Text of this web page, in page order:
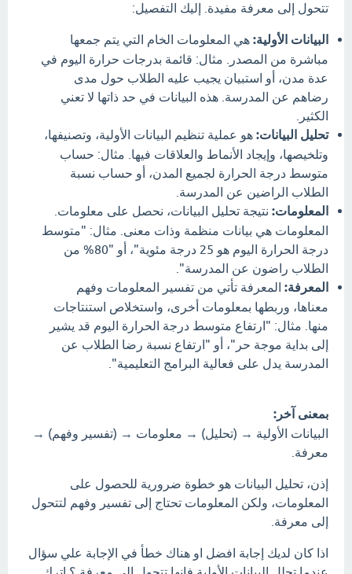
تتحول إلى معرفة مفيدة. إليك التفصيل:
البيانات الأولية: هي المعلومات الخام التي يتم جمعها
مباشرة من المصدر. مثال: قائمة بدرجات حرارة اليوم في
عدة مدن، أو استبيان يجيب عليه الطلاب حول مدى
رضاهم عن المدرسة. هذه البيانات في حد ذاتها لا تعني
الكثير.
تحليل البيانات: هو عملية تنظيم البيانات الأولية، وتصنيفها،
وتلخيصها، وإيجاد الأنماط والعلاقات فيها. مثال: حساب
متوسط درجة الحرارة لجميع المدن، أو حساب نسبة
الطلاب الراضين عن المدرسة.
المعلومات: نتيجة تحليل البيانات، نحصل على معلومات.
المعلومات هي بيانات منظمة وذات معنى. مثال: "متوسط
درجة الحرارة اليوم هو 25 درجة مئوية"، أو "80% من
الطلاب راضون عن المدرسة".
المعرفة: المعرفة تأتي من تفسير المعلومات وفهم
معناها، وربطها بمعلومات أخرى، واستخلاص استنتاجات
منها. مثال: "ارتفاع متوسط درجة الحرارة اليوم قد يشير
إلى بداية موجة حر"، أو "ارتفاع نسبة رضا الطلاب عن
المدرسة يدل على فعالية البرامج التعليمية".
بمعنى آخر:
البيانات الأولية → (تحليل) → معلومات → (تفسير وفهم) →
معرفة.
إذن، تحليل البيانات هو خطوة ضرورية للحصول على
المعلومات، ولكن المعلومات تحتاج إلى تفسير وفهم لتتحول
إلى معرفة.
اذا كان لديك إجابة افضل او هناك خطأ في الإجابة علي سؤال